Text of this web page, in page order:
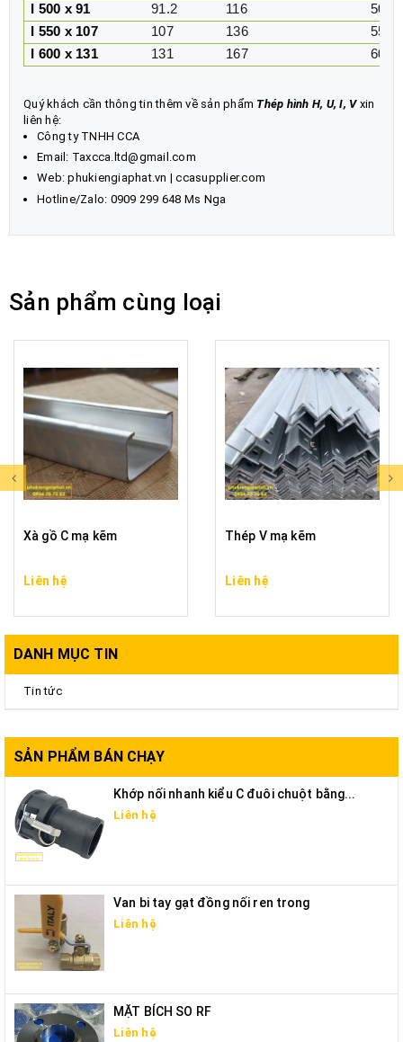
I 500 x 91
91.2 116
500
I 550 x 107
107 136
550
I 600 x 131
131 167 600
Quý khách cần thông tin thêm về sản phẩm Thép hình H, U, I, Vxin
liên hệ:
Công ty TNHH CCA
Email: Taxcca.ltd@gmail.com
Web:phukiengiaphat.vn |ccasupplier.com
Hotline/Zalo: 0909 299 648 Ms Nga
Sản phẩm cùng loại
Xà gồ C mạ kẽm
Liên hệ
Thép V mạ kẽm
Liên hệ
DANH MỤC TIN
Tin tức
SẢN PHẨM BÁN CHẠY
Khớp nối nhanh kiểu C đuôi chuột bằng...
Liên hệ
Van bi tay gạt đồng nối ren trong
Liên hệ
MẶT BÍCH SO RF
Liên hệ